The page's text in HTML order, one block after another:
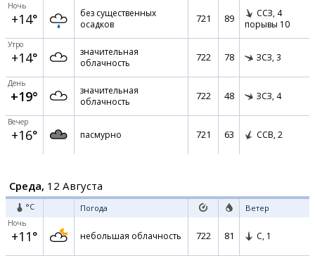
Ночь
+14°
без существенных
осадков
721 89 ССЗ, 4
порывы 10
Утро
+14°
значительная
облачность
722 78 ЗСЗ, 3
День
+19°
значительная
облачность
722 48 ЗСЗ, 4
Вечер
+16° пасмурно 721 63 ССВ, 2
Среда, 12 Августа
°C Погода Ветер
Ночь
+11° небольшая облачность 722 81 С, 1